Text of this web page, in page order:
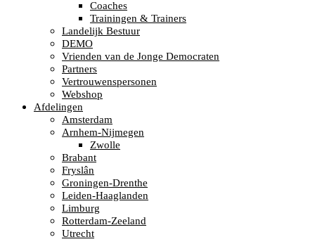
Coaches
Trainingen & Trainers
Landelijk Bestuur
DEMO
Vrienden van de Jonge Democraten
Partners
Vertrouwenspersonen
Webshop
Afdelingen
Amsterdam
Arnhem-Nijmegen
Zwolle
Brabant
Fryslân
Groningen-Drenthe
Leiden-Haaglanden
Limburg
Rotterdam-Zeeland
Utrecht